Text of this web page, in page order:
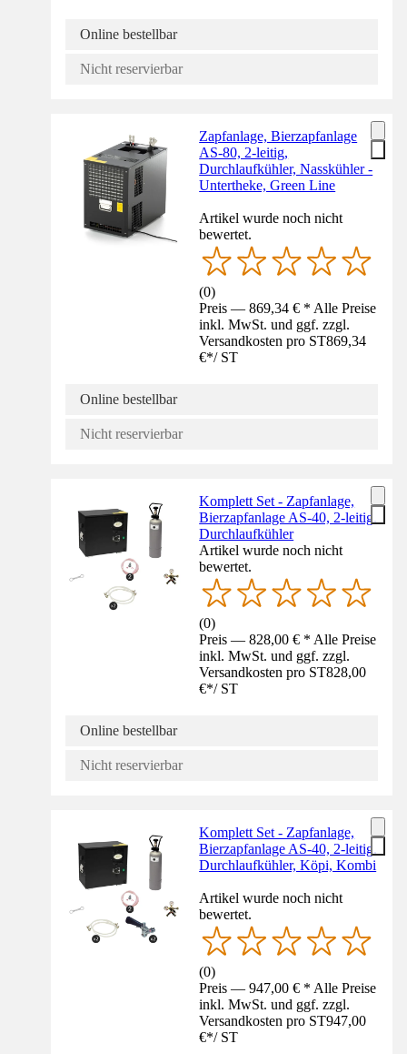
Online bestellbar
Nicht reservierbar
Zapfanlage, Bierzapfanlage
AS-80, 2-leitig,
Durchlaufkühler, Nasskühler -
Untertheke, Green Line
Artikel wurde noch nicht
bewertet.
(0)
Preis — 869,34 € * Alle Preise
inkl. MwSt. und ggf. zzgl.
Versandkosten pro ST869,34
€*/ ST
Online bestellbar
Nicht reservierbar
Komplett Set - Zapfanlage,
Bierzapfanlage AS-40, 2-leitig,
Durchlaufkühler
Artikel wurde noch nicht
bewertet.
(0)
Preis — 828,00 € * Alle Preise
inkl. MwSt. und ggf. zzgl.
Versandkosten pro ST828,00
€*/ ST
Online bestellbar
Nicht reservierbar
Komplett Set - Zapfanlage,
Bierzapfanlage AS-40, 2-leitig,
Durchlaufkühler, Köpi, Kombi
Artikel wurde noch nicht
bewertet.
(0)
Preis — 947,00 € * Alle Preise
inkl. MwSt. und ggf. zzgl.
Versandkosten pro ST947,00
€*/ ST